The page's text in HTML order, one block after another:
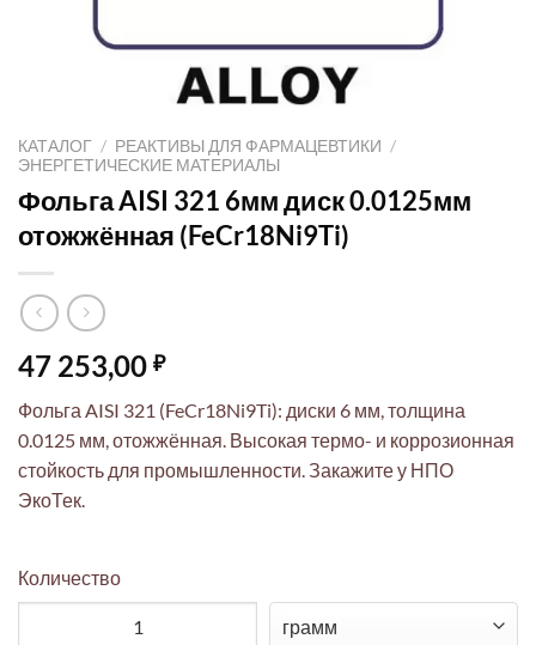
КАТАЛОГ / РЕАКТИВЫ ДЛЯ ФАРМАЦЕВТИКИ /
ЭНЕРГЕТИЧЕСКИЕ МАТЕРИАЛЫ
Фольга AISI 321 6мм диск 0.0125мм
отожжённая (FeCr18Ni9Ti)
47 253,00 ₽
Фольга AISI 321 (FeCr18Ni9Ti): диски 6 мм, толщина
0.0125 мм, отожжённая. Высокая термо- и коррозионная
стойкость для промышленности. Закажите у НПО
ЭкоТек.
Количество